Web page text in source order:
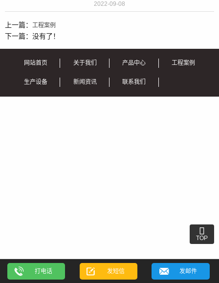
2022-09-08
上一篇： 工程案例
下一篇：没有了！

TOP
网站首页 关于我们 产品中心 工程案例
生产设备 新闻资讯 联系我们
打电话 发短信 发邮件